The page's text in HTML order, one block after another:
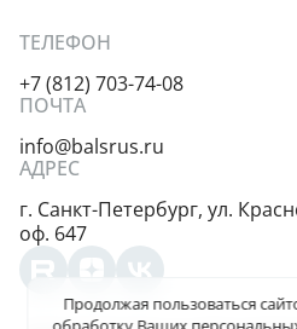
ТЕЛЕФОН
+7 (812) 703-74-08
ПОЧТА
info@balsrus.ru
АДРЕС
г. Санкт-Петербург, ул.
оф. 647
Продолжая пользоваться